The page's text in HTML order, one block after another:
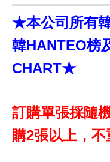
★本公司所有
韓HANTEO榜
CHART★
訂購單張採隨
購2張以上，不